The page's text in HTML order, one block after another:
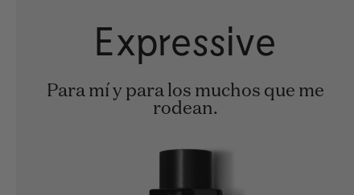
Expressive
Para mí y para los muchos que me
rodean.